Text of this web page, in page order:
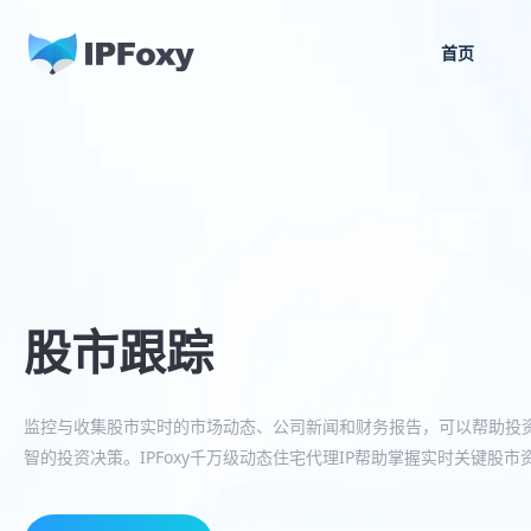
首页
股市跟踪
监控与收集股市实时的市场动态、公司新闻和财务报告，可以帮助投
智的投资决策。IPFoxy千万级动态住宅代理IP帮助掌握实时关键股市